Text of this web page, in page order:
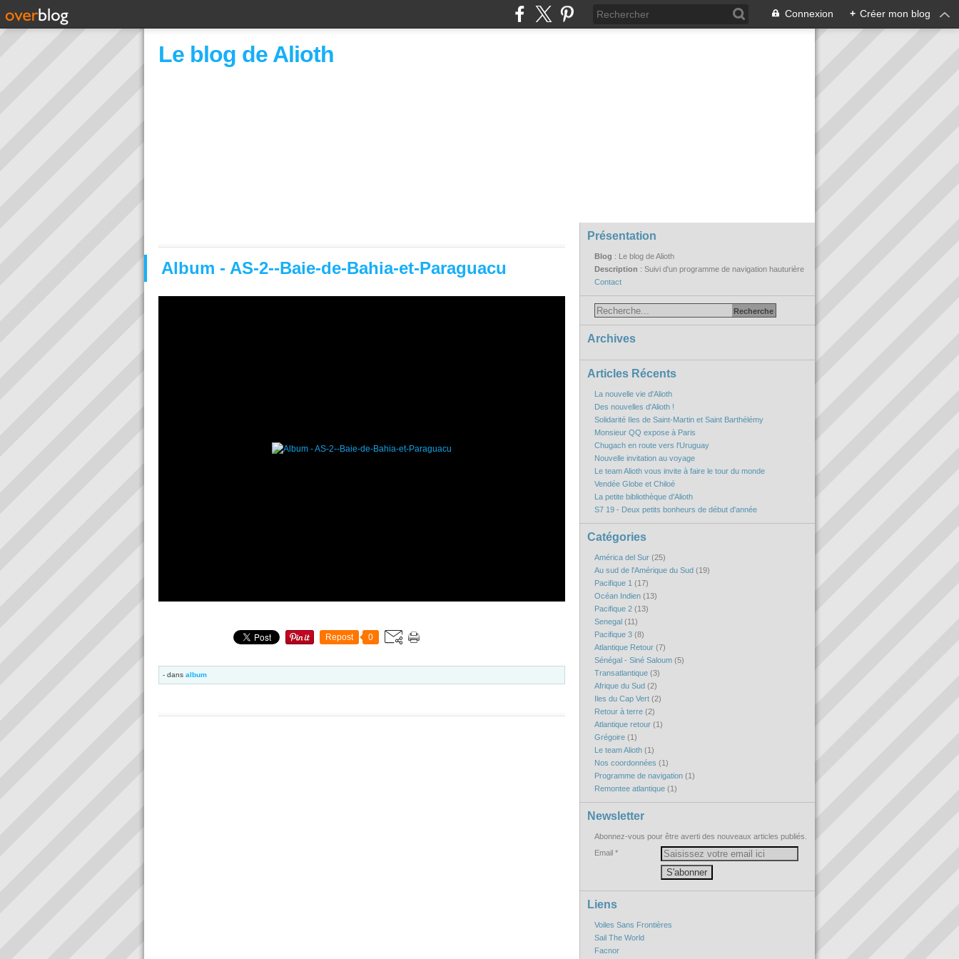
Connexion + Créer mon blog
Le blog de Alioth
Album - AS-2--Baie-de-Bahia-et-Paraguacu
Repost 0
- dans album
Présentation
Blog : Le blog de Alioth
Description : Suivi d'un programme de navigation hauturière
Contact
Archives
Articles Récents
La nouvelle vie d'Alioth
Des nouvelles d'Alioth !
Solidarité Iles de Saint-Martin et Saint Barthélémy
Monsieur QQ expose à Paris
Chugach en route vers l'Uruguay
Nouvelle invitation au voyage
Le team Alioth vous invite à faire le tour du monde
Vendée Globe et Chiloé
La petite bibliothèque d'Alioth
S7 19 - Deux petits bonheurs de début d'année
Catégories
América del Sur (25)
Au sud de l'Amérique du Sud (19)
Pacifique 1 (17)
Océan Indien (13)
Pacifique 2 (13)
Senegal (11)
Pacifique 3 (8)
Atlantique Retour (7)
Sénégal - Siné Saloum (5)
Transatlantique (3)
Afrique du Sud (2)
Iles du Cap Vert (2)
Retour à terre (2)
Atlantique retour (1)
Grégoire (1)
Le team Alioth (1)
Nos coordonnées (1)
Programme de navigation (1)
Remontee atlantique (1)
Newsletter
Abonnez-vous pour être averti des nouveaux articles publiés.
Email
Liens
Voiles Sans Frontières
Sail The World
Facnor